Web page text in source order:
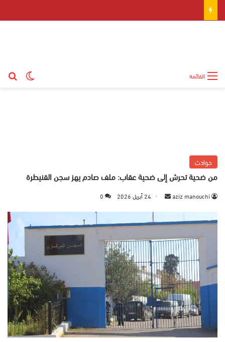
القائمة
حوادث
من ضحية تحرش إلى ضحية عقاب: ملف صادم يهز سجن القنيطرة
aziz manouchi
س
ب
ر
ي
د
ا
إ
ل
ك
24 أبريل 2026 0